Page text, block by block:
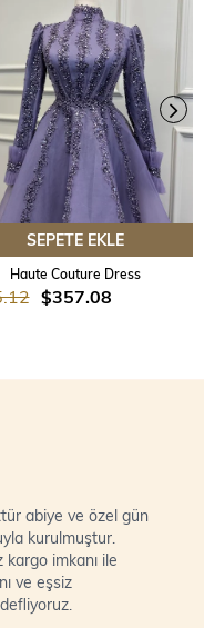
SEPETE EKLE
Haute Couture Dress
$357.08
abiye ve özel gün
kurulmuştur.
imkanı ile
ve eşsiz